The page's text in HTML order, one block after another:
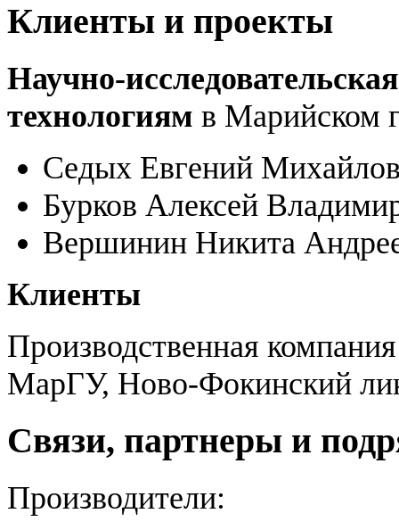
Клиенты и проекты
Научно-
технологиям в Марийском
Седых Евгений
Бурков Алексей
Вершинин Никита
Клиенты
Производственная
МарГУ, Ново-Фокинский
Связи, партнеры и
Производители: